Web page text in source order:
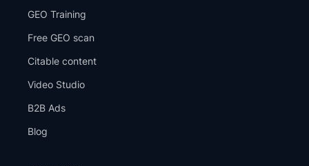
GEO Training
Free GEO scan
Citable content
Video Studio
B2B Ads
Blog